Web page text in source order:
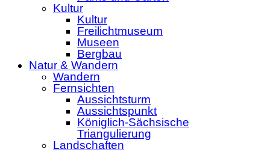
Kultur
Kultur
Freilichtmuseum
Museen
Bergbau
Natur & Wandern
Wandern
Fernsichten
Aussichtsturm
Aussichtspunkt
Königlich-Sächsische
Triangulierung
Landschaften